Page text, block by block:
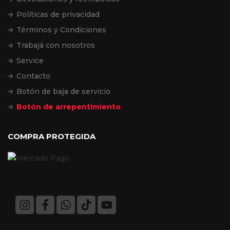
Políticas de privacidad
Términos y Condiciones
Trabajá con nosotros
Service
Contacto
Botón de baja de servicio
Botón de arrepentimiento
COMPRA PROTEGIDA